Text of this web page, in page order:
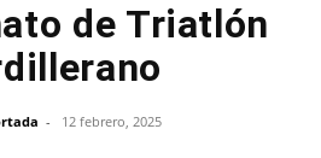
de Triatlón
- 12 febrero, 2025